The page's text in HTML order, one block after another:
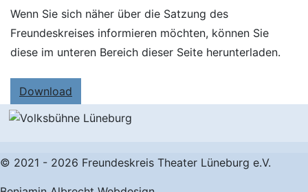
Wenn Sie sich näher über die Satzung des
Freundeskreises informieren möchten, können Sie
diese im unteren Bereich dieser Seite herunterladen.
Download
© 2021 - 2026 Freundeskreis Theater Lüneburg e.V.